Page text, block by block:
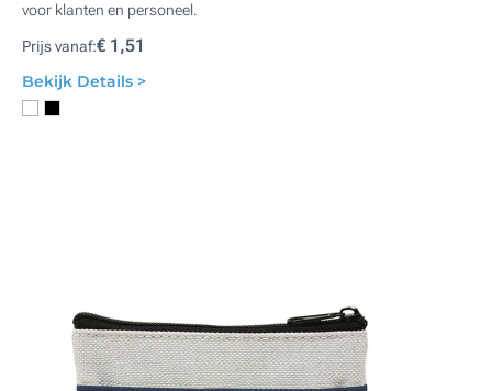
voor klanten en personeel.
Prijs vanaf:€ 1,51
Bekijk Details >